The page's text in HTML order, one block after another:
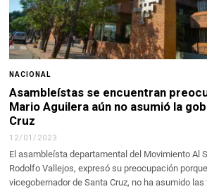
NACIONAL
Asambleístas se encuentran
Mario Aguilera aún no asumió la
Cruz
12/01/2023
El asambleísta departamental del Movimiento Al
Rodolfo Vallejos, expresó su preocupación
vicegobernador de Santa Cruz, no ha asumido